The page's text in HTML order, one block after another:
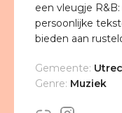
een vleugje
persoonlijke
bieden aan
Gemeente:
Genre: Muziek